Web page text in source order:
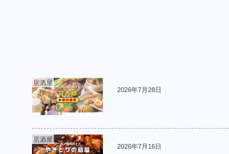
居酒屋
2026年7月28日
居酒屋
2026年7月16日